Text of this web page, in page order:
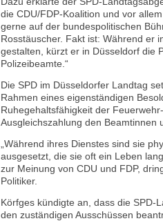
die CDU/FDP-Koalition und vor
gerne auf der bundespolitischen
Rosstäuscher. Fakt ist: Während er
gestalten, kürzt er in Düsseldorf die
Polizeibeamte.“
Die SPD im Düsseldorfer Landtag
Rahmen eines eigenständigen
Ruhegehaltsfähigkeit der
Ausgleichszahlung den Beamtinnen
„Während ihres Dienstes sind sie
ausgesetzt, die sie oft ein Leben
zur Meinung von CDU und FDP,
Politiker.
Körfges kündigte an, dass die SPD-
den zuständigen Ausschüssen